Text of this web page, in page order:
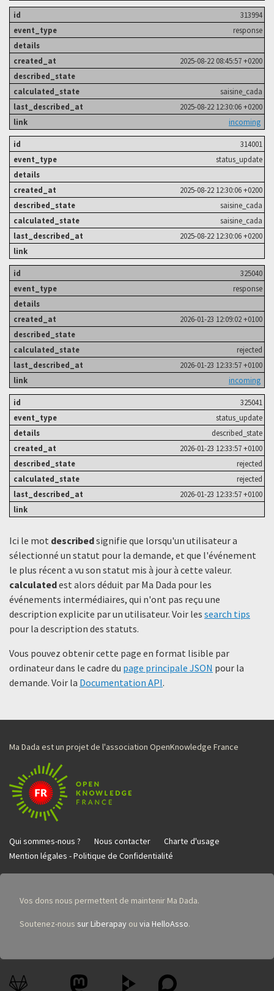
313994
response
2025-08-22 08:45:57 +0200
saisine_cada
2025-08-22 12:30:06 +0200
incoming
314001
status_update
2025-08-22 12:30:06 +0200
saisine_cada
saisine_cada
2025-08-22 12:30:06 +0200
325040
response
2026-01-23 12:09:02 +0100
rejected
2026-01-23 12:33:57 +0100
incoming
325041
status_update
described_state
2026-01-23 12:33:57 +0100
rejected
rejected
2026-01-23 12:33:57 +0100
Ici le mot describedsignifie que lorsqu'un utilisateur a
sélectionné un statut ​​pour la demande, et que l'événement
le plus récent a vu son statut mis à jour à cette valeur.
calculatedest alors déduit par Ma Dada pour les
événements intermédiaires, qui n'ont pas reçu une
description explicite par un utilisateur. Voir les search tips
pour la description des statuts.
Vous pouvez obtenir cette page en format lisible par
ordinateur dans le cadre du page principale JSON pour la
demande. Voir la Documentation API.
Ma Dada est un projet de l'association OpenKnowledge France
Qui sommes-nous ? Nous contacter
Charte d'usage
Mention légales - Politique de Confidentialité
Vos dons nous permettent de maintenir Ma Dada.
Soutenez-nous sur Liberapay ou via HelloAsso.